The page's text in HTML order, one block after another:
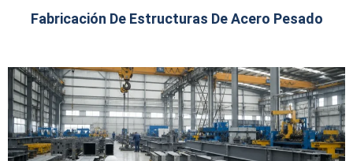
Fabricación De Estructuras De Acero Pesado